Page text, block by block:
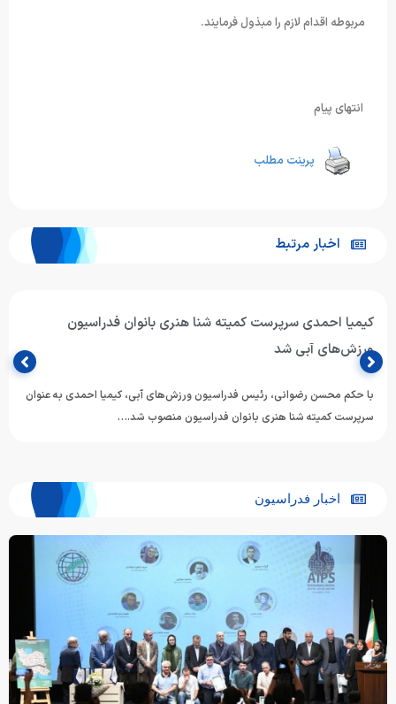
مربوطه اقدام لازم را مبذول فرمایند.
انتهای پیام
پرینت مطلب
اخبار مرتبط
کیمیا احمدی سرپرست کمیته شنا هنری بانوان فدراسیون
ورزش‌های آبی شد
با حکم محسن رضوانی، رئیس فدراسیون ورزش‌های آبی، کیمیا احمدی به عنوان
سرپرست کمیته شنا هنری بانوان فدراسیون منصوب شد.…
اخبار فدراسیون